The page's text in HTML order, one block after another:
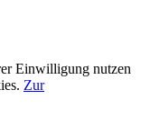
Einwilligung nutzen
Zur